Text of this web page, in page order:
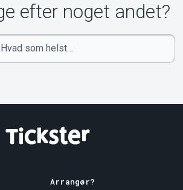
efter noget andet?
Arrangør?